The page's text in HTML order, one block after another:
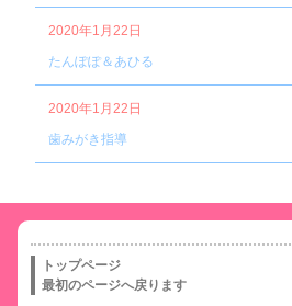
たんぽぽ＆あひる
2020年1月22日
歯みがき指導
2020年1月22日
トップページ
最初のページへ戻ります